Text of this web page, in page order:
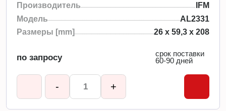
Производитель
IFM
Модель
AL2331
Размеры [mm]
26 x 59,3 x 208
по запросу
срок поставки
60-90 дней
- +